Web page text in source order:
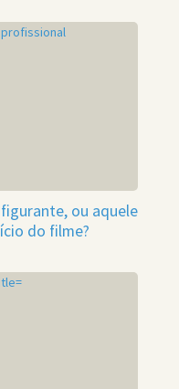
ou aquele
do filme?